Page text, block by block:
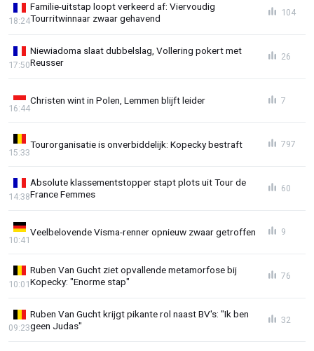
Familie-uitstap loopt verkeerd af: Viervoudig
Tourritwinnaar zwaar gehavend
18:24
104
Niewiadoma slaat dubbelslag, Vollering pokert met
Reusser
17:50
26
Christen wint in Polen, Lemmen blijft leider
16:44
7
Tourorganisatie is onverbiddelijk: Kopecky bestraft
15:33
797
Absolute klassementstopper stapt plots uit Tour de
France Femmes
14:38
60
Veelbelovende Visma-renner opnieuw zwaar getroffen
10:41
9
Ruben Van Gucht ziet opvallende metamorfose bij
Kopecky: "Enorme stap"
10:01
76
Ruben Van Gucht krijgt pikante rol naast BV's: "Ik ben
geen Judas"
09:23
32